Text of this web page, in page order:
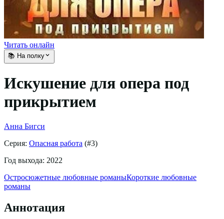
Читать онлайн
📚 На полку
Искушение для опера под
прикрытием
Анна Бигси
Серия: Опасная работа (#3)
Год выхода: 2022
Остросюжетные любовные романыКороткие любовные
романы
Аннотация